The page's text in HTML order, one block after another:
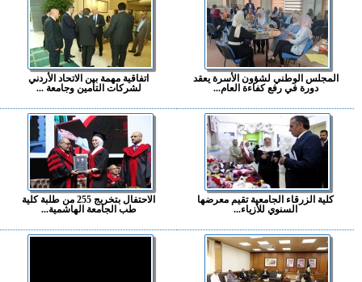
المجلس الوطني لشؤون الأسرة يعقد
دورة في رفع كفاءة العام...
اتفاقية مهمة بين الاتحاد الأردني
لشركات التأمين وجامعة ...
كلية الزرقاء الجامعية تقيم معرضها
السنوي للأزياء...
الاحتفال بتخريج 255 من طلبة كلية
طب الجامعة الهاشمية...